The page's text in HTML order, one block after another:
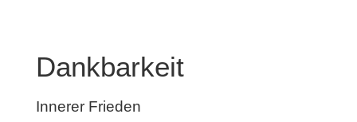
Dankbarkeit
Innerer Frieden